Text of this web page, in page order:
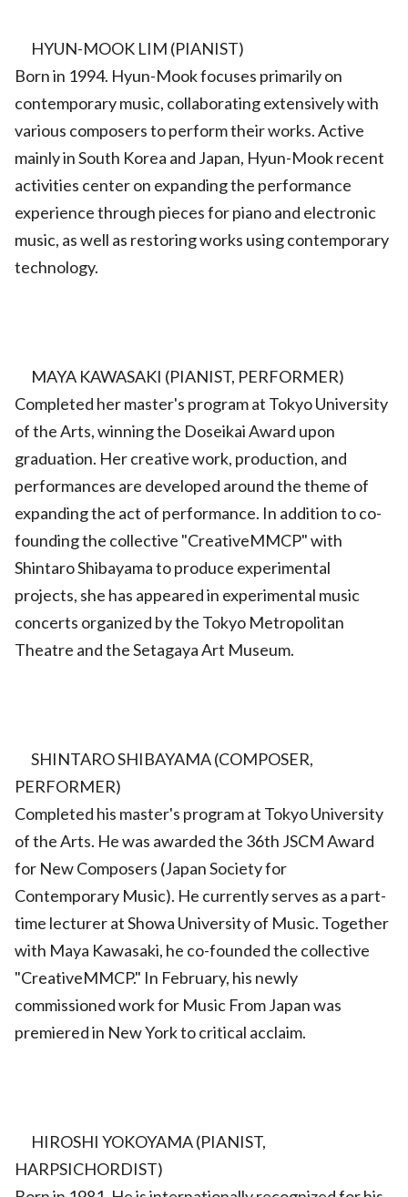
HYUN-MOOK LIM (PIANIST)
Born in 1994. Hyun-Mook focuses primarily on
contemporary music, collaborating extensively with
various composers to perform their works. Active
mainly in South Korea and Japan, Hyun-Mook recent
activities center on expanding the performance
experience through pieces for piano and electronic
music, as well as restoring works using contemporary
technology.
MAYA KAWASAKI (PIANIST, PERFORMER)
Completed her master's program at Tokyo University
of the Arts, winning the Doseikai Award upon
graduation. Her creative work, production, and
performances are developed around the theme of
expanding the act of performance. In addition to co-
founding the collective "CreativeMMCP" with
Shintaro Shibayama to produce experimental
projects, she has appeared in experimental music
concerts organized by the Tokyo Metropolitan
Theatre and the Setagaya Art Museum.
SHINTARO SHIBAYAMA (COMPOSER,
PERFORMER)
Completed his master's program at Tokyo University
of the Arts. He was awarded the 36th JSCM Award
for New Composers (Japan Society for
Contemporary Music). He currently serves as a part-
time lecturer at Showa University of Music. Together
with Maya Kawasaki, he co-founded the collective
"CreativeMMCP." In February, his newly
commissioned work for Music From Japan was
premiered in New York to critical acclaim.
HIROSHI YOKOYAMA (PIANIST,
HARPSICHORDIST)